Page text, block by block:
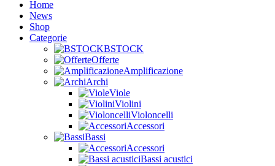
Home
News
Shop
Categorie
BSTOCK
Offerte
Amplificazione
Archi
Viole
Violini
Violoncelli
Accessori
Bassi
Accessori
Bassi acustici